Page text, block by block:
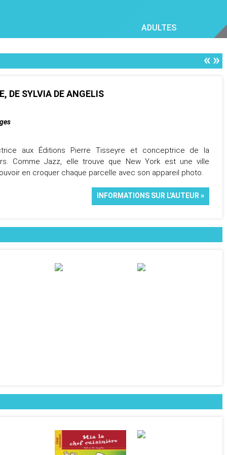
ADULTES
«»
DE SYLVIA DE ANGELIS
aux Éditions Pierre Tisseyre et conceptrice de la
Comme Jazz, elle trouve que New York est une ville
en croquer chaque parcelle avec son appareil photo.
INFORMATIONS SUR L'AUTEUR »